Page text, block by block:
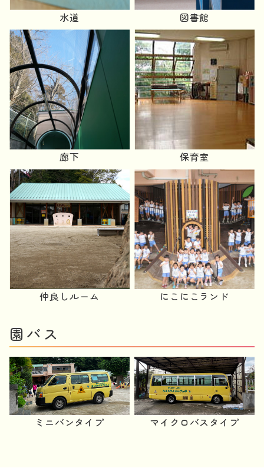
水道 図書館
廊下 保育室
仲良しルーム にこにこランド
園バス
ミニバンタイプ マイクロバスタイプ